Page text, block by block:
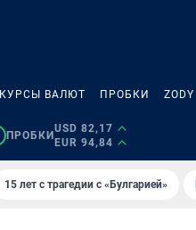
КУРСЫ ВАЛЮТ ПРОБКИ ZODY
ПРОБКИ
USD 82,17
EUR 94,84
15 лет с трагедии с «Булгарией»